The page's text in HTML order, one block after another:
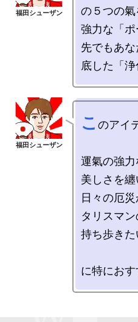
の５つの
強力な「
先でもあ
こ のアイ
運氣の強
美しさを
日々の厄
タリスマ
持ち歩き